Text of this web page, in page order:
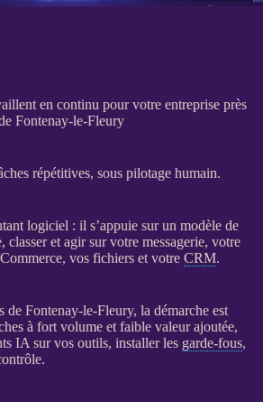
en continu pour votre entreprise près
Fontenay-le-Fleury
répétitives, sous pilotage humain.
logiciel : il s’appuie sur un modèle de
classer et agir sur votre messagerie, votre
, vos fichiers et votre CRM.
de Fontenay-le-Fleury, la démarche est
à fort volume et faible valeur ajoutée,
IA sur vos outils, installer les garde-fous,